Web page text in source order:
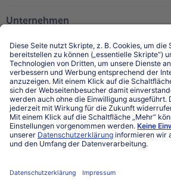
Unternehmen
Über uns